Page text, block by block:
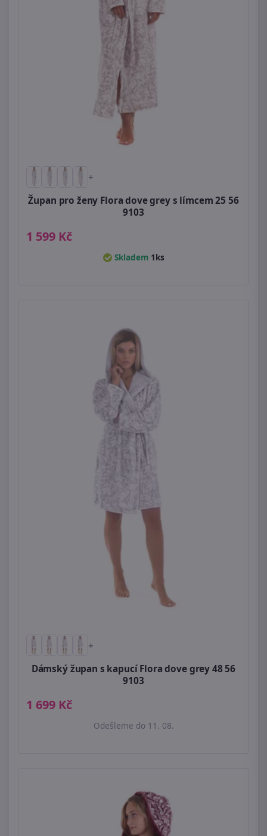
+
Župan pro ženy Flora dove grey s límcem 25 56
9103
1 599 Kč
Skladem 1ks
+
Dámský župan s kapucí Flora dove grey 48 56
9103
1 699 Kč
Odešleme do 11. 08.